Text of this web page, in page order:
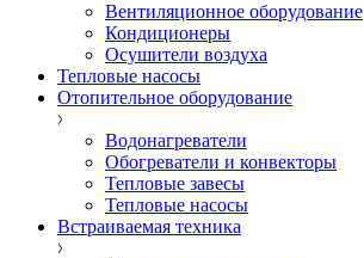
Вентиляционное оборудование
Кондиционеры
Осушители воздуха
Тепловые насосы
Отопительное оборудование
Водонагреватели
Обогреватели и конвекторы
Тепловые завесы
Тепловые насосы
Встраиваемая техника